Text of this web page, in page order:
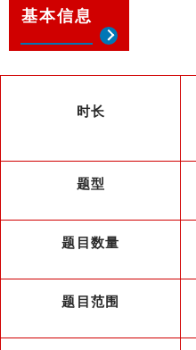
基本信息
时长
题型
题目数量
题目范围